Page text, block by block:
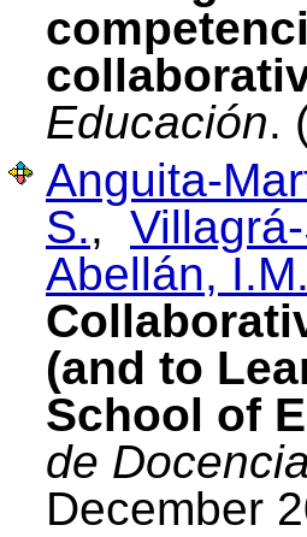
Educación.
Anguita-
S.,
Abellán,
(and to
School of
de
December